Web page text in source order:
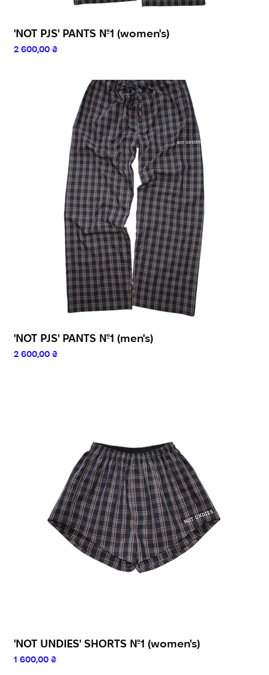
'NOT PJS' PANTS №1 (women's)
Ціна
2 600,00 ₴
'NOT PJS' PANTS №1 (men's)
Ціна
2 600,00 ₴
'NOT UNDIES' SHORTS №1 (women's)
Ціна
1 600,00 ₴